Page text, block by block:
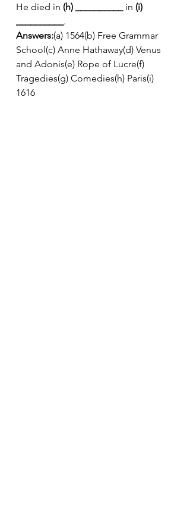
He died in (h) __________ in (i)
.
Answers:(a) 1564(b) Free Grammar
School(c) Anne Hathaway(d) Venus
and Adonis(e) Rope of Lucre(f)
Tragedies(g) Comedies(h) Paris(i)
1616